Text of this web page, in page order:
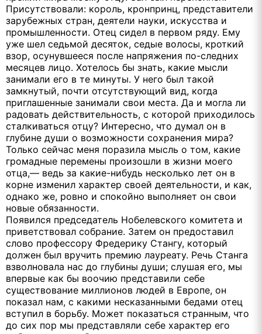
Присутствовали: король, кронпринц, представители
зарубежных стран, деятели науки, искусства и
промышленности. Отец сидел в первом ряду. Ему
уже шел седьмой десяток, седые волосы, кроткий
взор, осунувшееся после напряжения по-следних
месяцев лицо. Хотелось бы знать, какие мысли
занимали его в те минуты. У него был такой
замкнутый, почти отсутствующий вид, когда
приглашенные занимали свои места. Да и могла ли
радовать действительность, с которой приходилось
сталкиваться отцу? Интересно, что думал он в
глубине души о возможности сохранения мира?
Только сейчас меня поразила мысль о том, какие
громадные перемены произошли в жизни моего
отца,— ведь за какие-нибудь несколько лет он в
корне изменил характер своей деятельности, и как,
однако же, ровно и спокойно выполняет он свои
новые обязанности.
Появился председатель Нобелевского комитета и
приветствовал собрание. Затем он предоставил
слово профессору Фредерику Стангу, который
должен был вручить премию лауреату. Речь Станга
взволновала нас до глубины души; слушая его, мы
впервые как бы воочию представили себе
существование миллионов людей в Европе, он
показал нам, с какими несказанными бедами отец
вступил в борьбу. Может показаться странным, что
до сих пор мы представляли себе характер его